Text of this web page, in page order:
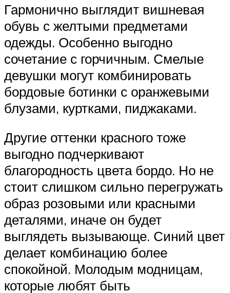
Гармонично выглядит вишневая
обувь с желтыми предметами
одежды. Особенно выгодно
сочетание с горчичным. Смелые
девушки могут комбинировать
бордовые ботинки с оранжевыми
блузами, куртками, пиджаками.
Другие оттенки красного тоже
выгодно подчеркивают
благородность цвета бордо. Но не
стоит слишком сильно перегружать
образ розовыми или красными
деталями, иначе он будет
выглядеть вызывающе. Синий цвет
делает комбинацию более
спокойной. Молодым модницам,
которые любят быть